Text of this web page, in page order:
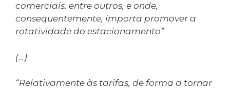
comerciais, entre outros, e onde,
consequentemente, importa promover a
rotatividade do estacionamento”
(…)
“Relativamente às tarifas, de forma a tornar